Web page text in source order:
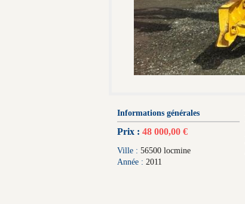
Informations générales
Prix : 48 000,00 €
Ville : 56500 locmine
Année : 2011